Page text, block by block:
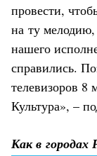
провести,
на ту мелодию,
нашего
справились.
телевизоров 8
Культура», –
Как в